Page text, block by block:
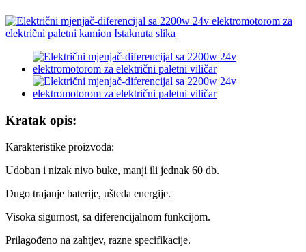
Kratak opis:
Karakteristike proizvoda:
Udoban i nizak nivo buke, manji ili jednak 60 db.
Dugo trajanje baterije, ušteda energije.
Visoka sigurnost, sa diferencijalnom funkcijom.
Prilagođeno na zahtjev, razne specifikacije.